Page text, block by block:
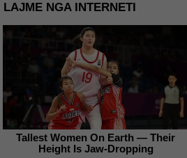
LAJME NGA INTERNETI
Tallest Women On Earth — Their
Height Is Jaw-Dropping